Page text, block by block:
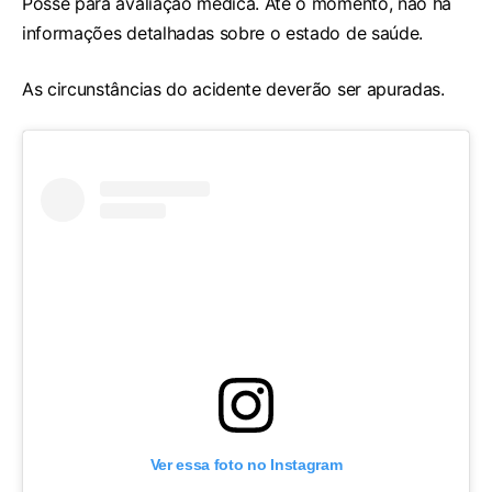
informações detalhadas sobre o estado de saúde.
As circunstâncias do acidente deverão ser apuradas.
Ver essa foto no Instagram